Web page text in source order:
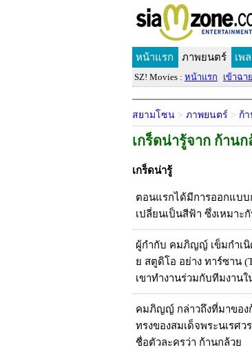
หน้าแรก ภาพยนตร์ เพ
SZ! Movies : หน้าแรก เข้าฉา
สยามโซน > ภาพยนตร์ > ก้
เกร็ดน่ารู้จาก ก้านก
เกร็ดน่ารู้
ตอนแรกได้มีการออกแบบ
เปลี่ยนเป็นสีฟ้า ซึ่งเหมาะ
ผู้กำกับ คมภิญญ์ เข็มกำเนิ
ย สตูดิโอ อย่าง ทาร์ซาน
เขาทำงานร่วมกับทีมงาน
คมภิญญ์ กล่าวถึงที่มาของ
ทรงของสมเด็จพระนเรศ
ชื่อตัวละครว่า ก้านกล้วย